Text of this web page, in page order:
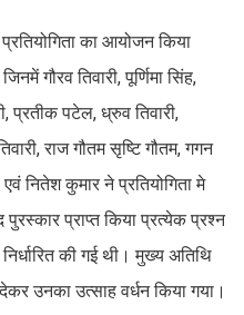
का आयोजन किया
गौरव तिवारी, पूर्णिमा सिंह,
प्रतीक पटेल, ध्रुव तिवारी,
राज गौतम सृष्टि गौतम, गगन
एवं नितेश कुमार ने प्रतियोगिता मे
प्राप्त किया प्रत्येक प्रश्न
की गई थी। मुख्य अतिथि
देकर उनका उत्साह वर्धन किया गया।